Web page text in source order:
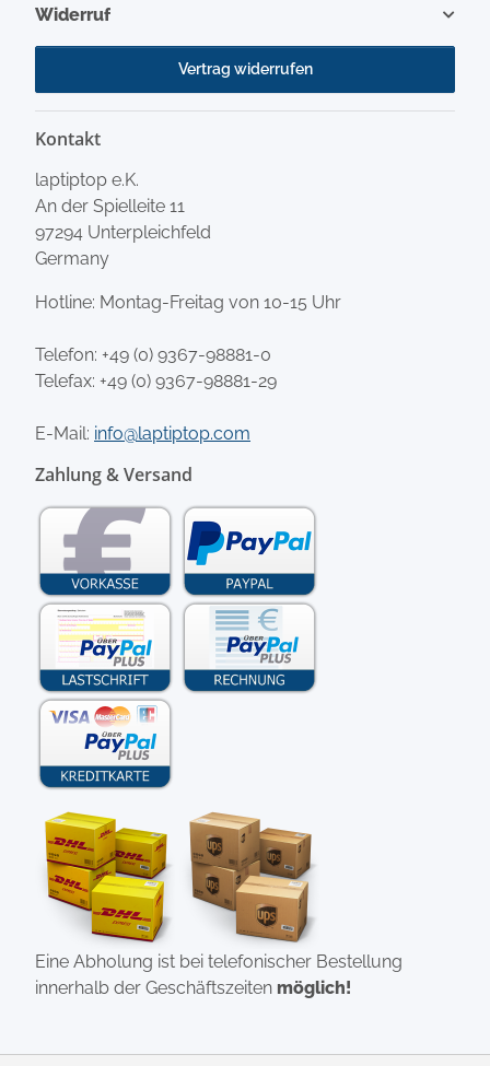
Widerruf
Vertrag widerrufen
Kontakt
laptiptop e.K.
An der Spielleite 11
97294 Unterpleichfeld
Germany
Hotline: Montag-Freitag von 10-15 Uhr
Telefon: +49 (0) 9367-98881-0
Telefax: +49 (0) 9367-98881-29
E-Mail: info@laptiptop.com
Zahlung & Versand
Eine Abholung ist bei telefonischer Bestellung
innerhalb der Geschäftszeiten möglich!